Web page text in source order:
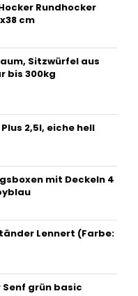
Rundhocker
cm
Sitzwürfel aus
bis 300kg
2,5l, eiche hell
mit Deckeln 4
Lennert (Farbe:
grün basic